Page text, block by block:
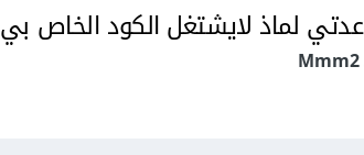
لماذ لايشتغل الكود الخاص بي